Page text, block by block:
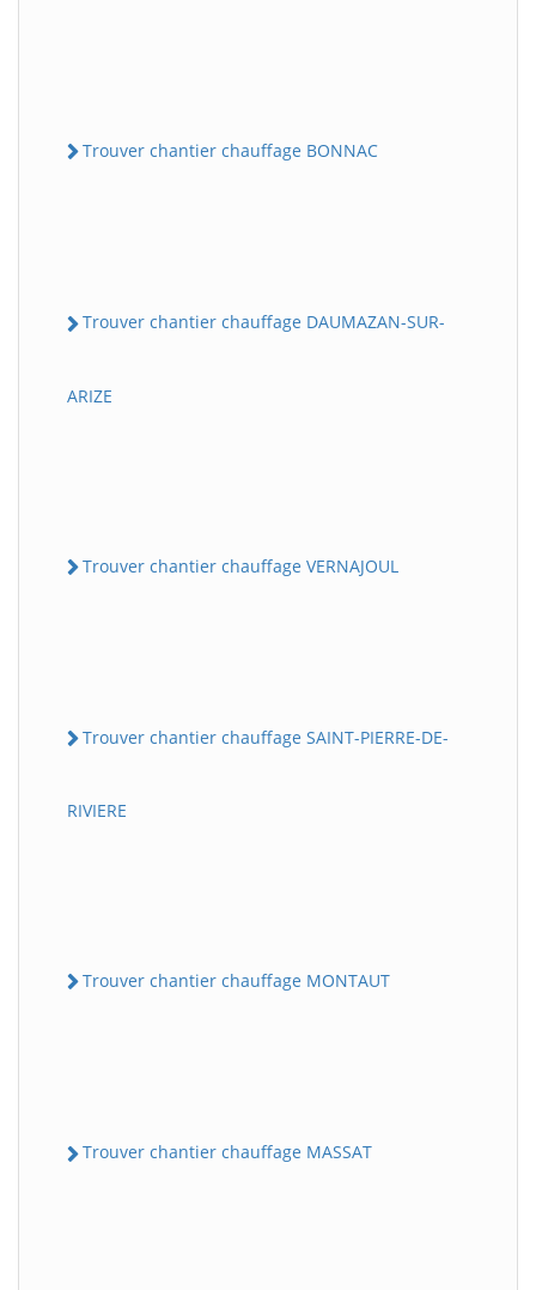
Trouver chantier chauffage BONNAC
Trouver chantier chauffage DAUMAZAN-SUR-
ARIZE
Trouver chantier chauffage VERNAJOUL
Trouver chantier chauffage SAINT-PIERRE-DE-
RIVIERE
Trouver chantier chauffage MONTAUT
Trouver chantier chauffage MASSAT